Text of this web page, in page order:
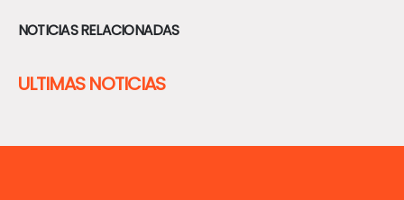
NOTICIAS RELACIONADAS
ULTIMAS NOTICIAS